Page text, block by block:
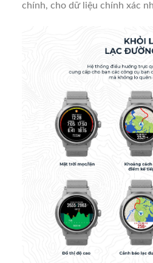
chính, cho dữ liệu chính xác